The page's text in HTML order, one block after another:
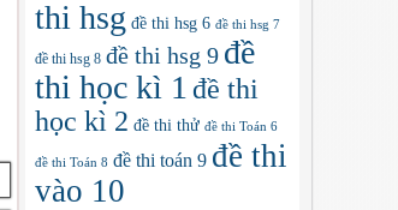
thi hsg đề thi hsg 6 đề thi hsg 7
đề thi hsg 8 đề thi hsg 9 đề
thi học kì 1 đề thi
học kì 2 đề thi thử đề thi Toán 6
đề thi Toán 8 đề thi toán 9 đề thi
vào 10